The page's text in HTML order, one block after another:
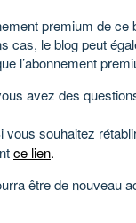
premium de
cas, le blog peut
l’abonnement
avez des
vous souhaitez
ce lien.
être de nouveau